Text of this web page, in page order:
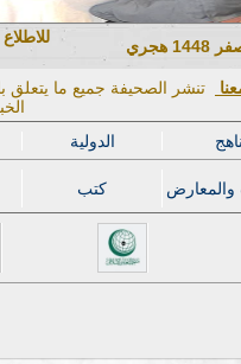
تنشر الصحيفة جميع ما يتعلق
الدولية
كتب والمعارض